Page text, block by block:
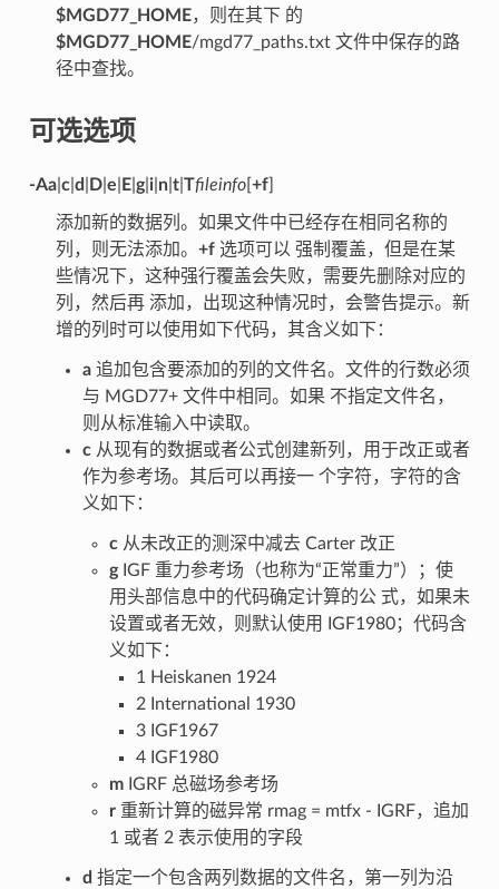
$MGD77_HOME，则在其下 的
$MGD77_HOME/mgd77_paths.txt 文件中保存的路
径中查找。
可选选项
-Aa| c| d D| e E| g|i| n| t| Tfileinfo[ +f]
添加新的数据列。如果文件中已经存在相同名称的
列，则无法添加。 +f选项可以 强制覆盖，但是在某
些情况下，这种强行覆盖会失败，需要先删除对应的
列，然后再 添加，出现这种情况时，会警告提示。新
增的列时可以使用如下代码，其含义如下：
a追加包含要添加的列的文件名。文件的行数必须
与 MGD77+ 文件中相同。如果 不指定文件名，
则从标准输入中读取。
c从现有的数据或者公式创建新列，用于改正或者
作为参考场。其后可以再接一 个字符，字符的含
义如下：
c从未改正的测深中减去 Carter 改正
gIGF 重力参考场（也称为“正常重力”）；使
用头部信息中的代码确定计算的公 式，如果未
设置或者无效，则默认使用 IGF1980；代码含
义如下：
1 Heiskanen 1924
2 International 1930
3 IGF1967
4 IGF1980
mIGRF 总磁场参考场
r重新计算的磁异常 rmag = mtfx - IGRF，追加
1 或者 2 表示使用的字段
d 指定一个包含两列数据的文件名，第一列为沿